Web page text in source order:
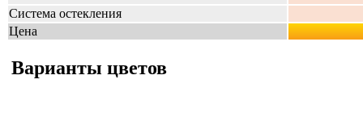
Система остекления
Цена
Варианты цветов